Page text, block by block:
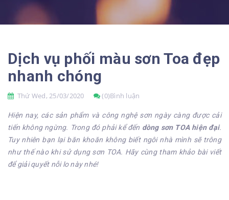
Dịch vụ phối màu sơn Toa đẹp
nhanh chóng
Thứ Wed, 25/03/2020 (0)Bình luận
Hiện nay, các sản phẩm và công nghệ sơn ngày càng được cải
tiến không ngừng. Trong đó phải kể đến dòng sơn TOA hiện đại.
Tuy nhiên bạn lại băn khoăn không biết ngôi nhà mình sẽ trông
như thế nào khi sử dụng sơn TOA. Hãy cùng tham khảo bài viết
để giải quyết nỗi lo này nhé!